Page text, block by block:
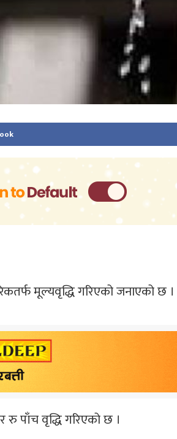
मूल्यवृद्धि गरिएको जनाएको छ ।
रु पाँच वृद्धि गरिएको छ ।